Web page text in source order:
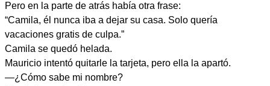
Pero en la parte de atrás había otra frase:
“Camila, él nunca iba a dejar su casa. Solo quería
vacaciones gratis de culpa.”
Camila se quedó helada.
Mauricio intentó quitarle la tarjeta, pero ella la apartó.
—¿Cómo sabe mi nombre?